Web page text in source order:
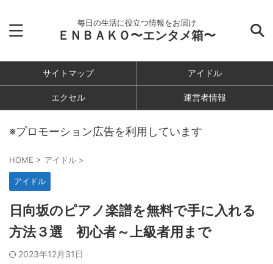
毎日の生活に役立つ情報をお届け
ＥＮＢＡＫＯ〜エンタメ箱〜
サイトマップ アイドル
エクセル 運営者情報
※プロモーション広告を利用しています
HOME > アイドル >
アイドル
日向坂のピアノ楽譜を無料で手に入れる
方法３選 初心者～上級者用まで
2023年12月31日